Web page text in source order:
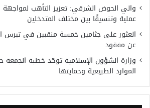
والي الحوض الشرقي: تعزيز التأهب
عملية وتنسيقًا بين مختلف المتدخلين
العثور على جثامين خمسة منقبين في تيرس
عن مفقود
وزارة الشؤون الإسلامية توحّد خطبة
الموارد الطبيعية وحمايتها